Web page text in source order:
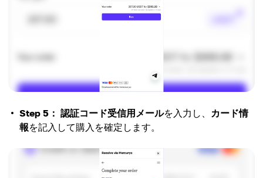
Step 5： 認証コード受信用メールを入力し、 カード情
報を記入して購入を確定します。